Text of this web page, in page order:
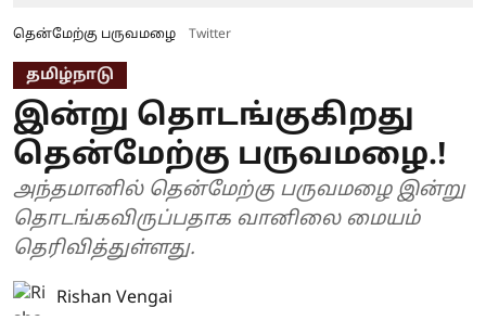
தென்மேற்கு பருவமழை Twitter
தமிழ்நாடு
இன்று தொடங்குகிறது
தென்மேற்கு பருவமழை.!
அந்தமானில் தென்மேற்கு பருவமழை இன்று
தொடங்கவிருப்பதாக வானிலை மையம்
தெரிவித்துள்ளது.
Rishan Vengai